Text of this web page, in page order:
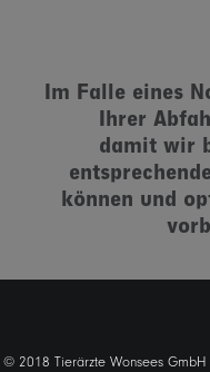
Im Falle eines
Ihrer
damit wir
können und
© 2018 Tierärzte Wonsees